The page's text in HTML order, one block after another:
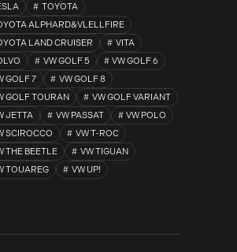
TOYOTA
ALPHARD&VLELLFIRE
LAND CRUISER
VITA
VW GOLF 5
VW GOLF 6
GOLF 7
VW GOLF 8
GOLF TOURAN
VW GOLF VARIANT
JETTA
VW PASSAT
VW POLO
SCIROCCO
VW T-ROC
THE BEETLE
VW TIGUAN
TOUAREG
VW UP!